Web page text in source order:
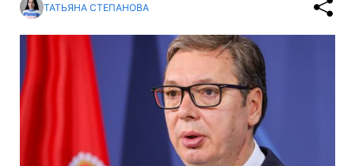
ТАТЬЯНА СТЕПАНОВА